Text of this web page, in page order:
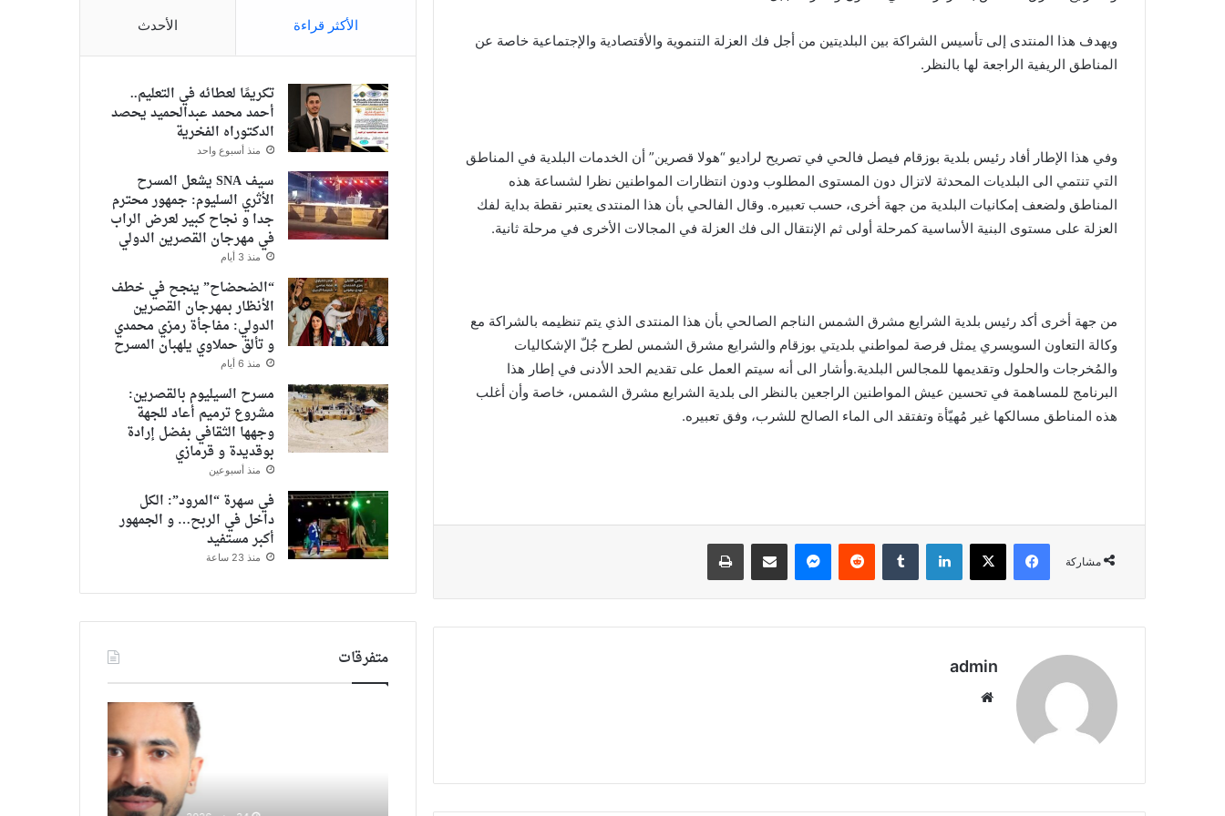
ويهدف هذا المنتدى إلى تأسيس الشراكة بين البلديتين من أجل فك العزلة التنموية والأقتصادية والإجتماعية خاصة عن
المناطق الريفية الراجعة لها بالنظر.
وفي هذا الإطار أفاد رئيس بلدية بوزقام فيصل فالحي في تصريح لراديو “هولا قصرين” أن الخدمات البلدية في المناطق
التي تنتمي الى البلديات المحدثة لاتزال دون المستوى المطلوب ودون انتظارات المواطنين نظرا لشساعة هذه
المناطق ولضعف إمكانيات البلدية من جهة أخرى، حسب تعبيره. وقال الفالحي بأن هذا المنتدى يعتبر نقطة بداية لفك
العزلة على مستوى البنية الأساسية كمرحلة أولى ثم الإنتقال الى فك العزلة في المجالات الأخرى في مرحلة ثانية.
من جهة أخرى أكد رئيس بلدية الشرايع مشرق الشمس الناجم الصالحي بأن هذا المنتدى الذي يتم تنظيمه بالشراكة مع
وكالة التعاون السويسري يمثل فرصة لمواطني بلديتي بوزقام والشرايع مشرق الشمس لطرح جُلّ الإشكاليات
والمُخرجات والحلول وتقديمها للمجالس البلدية.وأشار الى أنه سيتم العمل على تقديم الحد الأدنى في إطار هذا
البرنامج للمساهمة في تحسين عيش المواطنين الراجعين بالنظر الى بلدية الشرايع مشرق الشمس، خاصة وأن أغلب
هذه المناطق مسالكها غير مُهيّأة وتفتقد الى الماء الصالح للشرب، وفق تعبيره.
مشاركة
فيسبوك X لينكدإن ماسنجر نشر بالبريد الالكترونيطباعة
admin
الأكثر قراءة الأحدث
تكريمًا لعطائه في التعليم..
أحمد محمد عبدالحميد يحصد
الدكتوراه الفخرية
منذ أسبوع واحد
سيف SNA يشعل المسرح
الأثري السليوم: جمهور محترم
جدا و نجاح كبير لعرض الراب
في مهرجان القصرين الدولي
منذ 3 أيام
“الضحضاح” ينجح في خطف
الأنظار بمهرجان القصرين
الدولي: مفاجأة رمزي محمدي
و تألق حملاوي يلهبان المسرح
منذ 6 أيام
مسرح السيليوم بالقصرين:
مشروع ترميم أعاد للجهة
وجهها الثقافي بفضل إرادة
بوقديدة و قرمازي
منذ أسبوعين
في سهرة “المرود”: الكل
داخل في الربح… و الجمهور
أكبر مستفيد
منذ 23 ساعة
متفرقات
بجديده
بتنفيذ
كتبت
ايمي
…
جائزة